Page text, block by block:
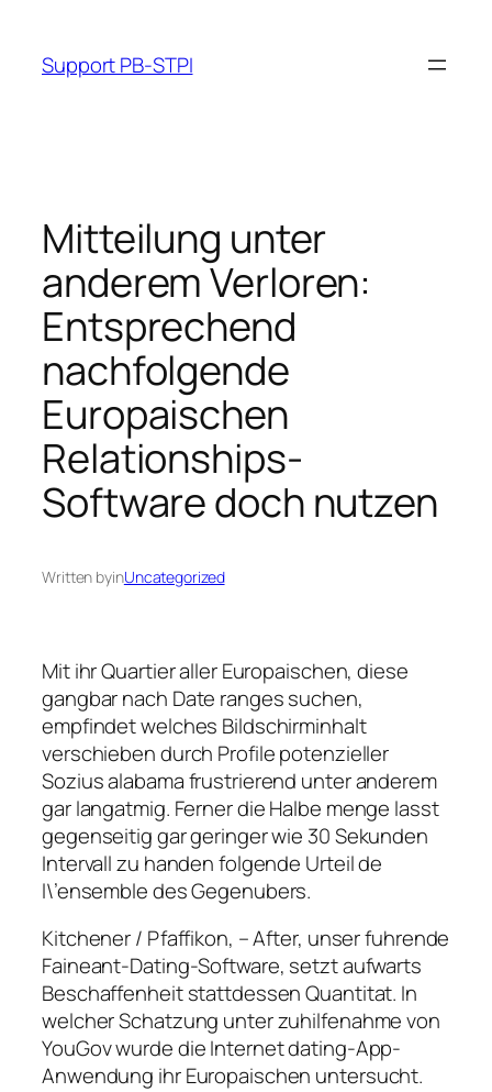
content
Support PB-STPI
Mitteilung unter
anderem Verloren:
Entsprechend
nachfolgende
Europaischen
Relationships-
Software doch nutzen
Written byinUncategorized
Mit ihr Quartier aller Europaischen, diese
gangbar nach Date ranges suchen,
empfindet welches Bildschirminhalt
verschieben durch Profile potenzieller
Sozius alabama frustrierend unter anderem
gar langatmig. Ferner die Halbe menge lasst
gegenseitig gar geringer wie 30 Sekunden
Intervall zu handen folgende Urteil de
l\’ensemble des Gegenubers.
Kitchener / Pfaffikon, – After, unser fuhrende
Faineant-Dating-Software, setzt aufwarts
Beschaffenheit stattdessen Quantitat. In
welcher Schatzung unter zuhilfenahme von
YouGov wurde die Internet dating-App-
Anwendung ihr Europaischen untersucht.